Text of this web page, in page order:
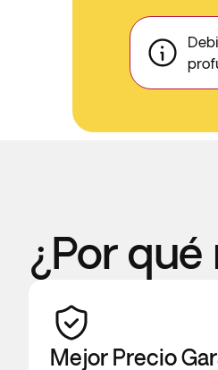
¿Por
Mejor Precio